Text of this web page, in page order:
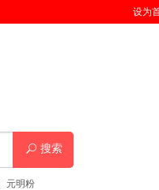
搜索
元明粉
设为